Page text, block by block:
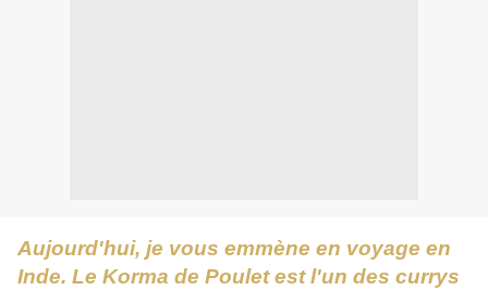
Aujourd'hui, je vous emmène en voyage en
Inde. Le Korma de Poulet est l'un des currys